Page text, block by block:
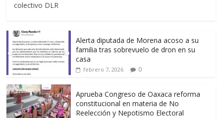
colectivo DLR
Alerta diputada de Morena acoso a su
familia tras sobrevuelo de dron en su
casa
febrero 7, 2026 0
Aprueba Congreso de Oaxaca reforma
constitucional en materia de No
Reelección y Nepotismo Electoral